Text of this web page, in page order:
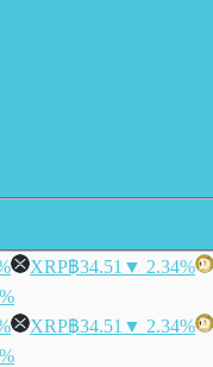
XRP฿34.51 ▼ 2.34%
XRP฿34.51 ▼ 2.34%